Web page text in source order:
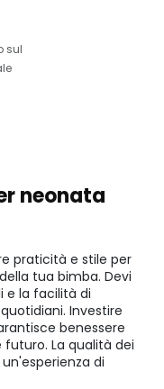
sul
neonata
praticità e stile per
tua bimba. Devi
e la facilità di
Investire
benessere
La qualità dei
di